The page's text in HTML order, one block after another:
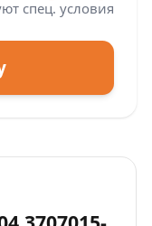
спец. условия